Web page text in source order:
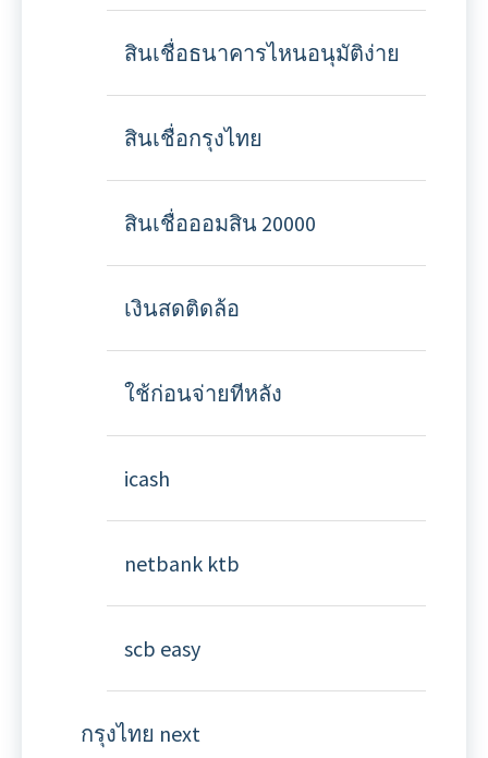
สินเชื่อธนาคารไหนอนุมัติง่าย
สินเชื่อกรุงไทย
สินเชื่อออมสิน 20000
เงินสดติดล้อ
ใช้ก่อนจ่ายทีหลัง
icash
netbank ktb
scb easy
กรุงไทย next